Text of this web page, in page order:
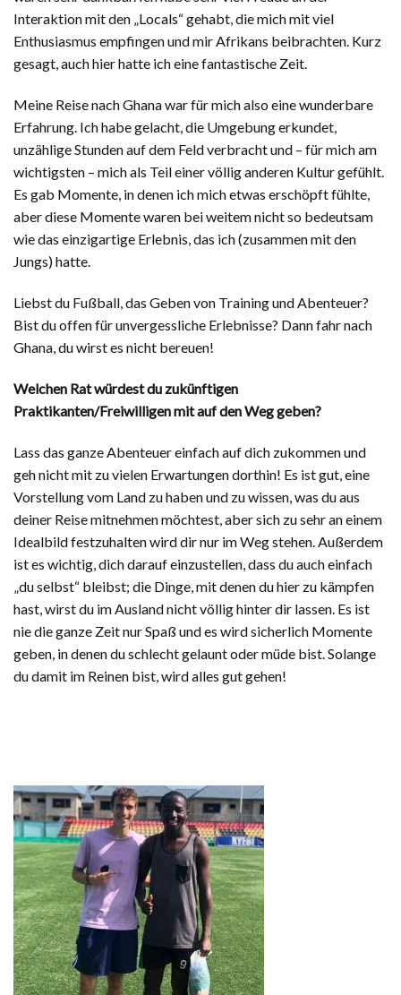
Interaktion mit den „Locals“ gehabt, die mich mit viel
Enthusiasmus empfingen und mir Afrikans beibrachten. Kurz
gesagt, auch hier hatte ich eine fantastische Zeit.
Meine Reise nach Ghana war für mich also eine wunderbare
Erfahrung. Ich habe gelacht, die Umgebung erkundet,
unzählige Stunden auf dem Feld verbracht und – für mich am
wichtigsten – mich als Teil einer völlig anderen Kultur gefühlt.
Es gab Momente, in denen ich mich etwas erschöpft fühlte,
aber diese Momente waren bei weitem nicht so bedeutsam
wie das einzigartige Erlebnis, das ich (zusammen mit den
Jungs) hatte.
Liebst du Fußball, das Geben von Training und Abenteuer?
Bist du offen für unvergessliche Erlebnisse? Dann fahr nach
Ghana, du wirst es nicht bereuen!
Welchen Rat würdest du zukünftigen
Praktikanten/Freiwilligen mit auf den Weg geben?
Lass das ganze Abenteuer einfach auf dich zukommen und
geh nicht mit zu vielen Erwartungen dorthin! Es ist gut, eine
Vorstellung vom Land zu haben und zu wissen, was du aus
deiner Reise mitnehmen möchtest, aber sich zu sehr an einem
Idealbild festzuhalten wird dir nur im Weg stehen. Außerdem
ist es wichtig, dich darauf einzustellen, dass du auch einfach
„du selbst“ bleibst; die Dinge, mit denen du hier zu kämpfen
hast, wirst du im Ausland nicht völlig hinter dir lassen. Es ist
nie die ganze Zeit nur Spaß und es wird sicherlich Momente
geben, in denen du schlecht gelaunt oder müde bist. Solange
du damit im Reinen bist, wird alles gut gehen!